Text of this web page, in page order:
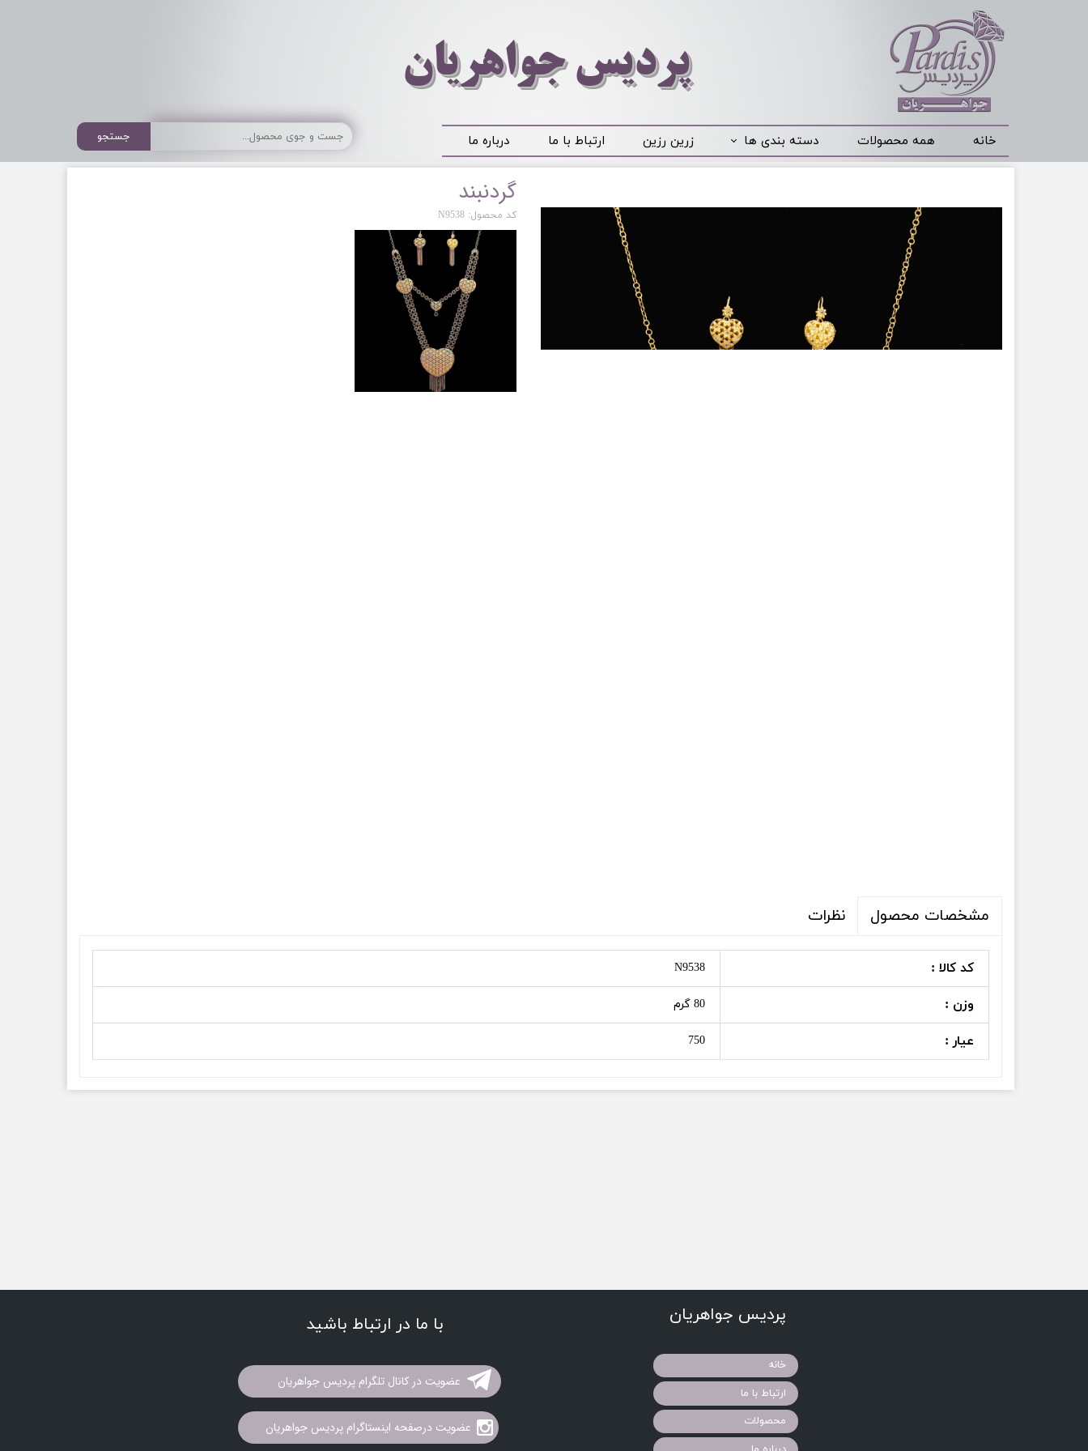
خانه همه محصولات دسته بندی ها زرین رزین ارتباط با ما درباره ما
​​​​پردیس جواهریان
جستجو
گردنبند
کد محصول: N9538
مشخصات محصول نظرات
کد کالا : N9538
وزن : 80 گرم
عیار : 750
پردیس جواهریان
خانه
ارتباط با ما
محصولات
با ما در ارتباط باشید
عضویت در کانال تلگرام پردیس جواهریان
عضویت درصفحه اینستاگرام پردیس جواهریان